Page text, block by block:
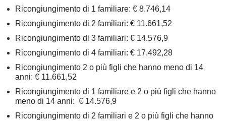
Ricongiungimento di 1 familiare: € 8.746,14
Ricongiungimento di 2 familiari: € 11.661,52
Ricongiungimento di 3 familiari: € 14.576,9
Ricongiungimento di 4 familiari: € 17.492,28
Ricongiungimento 2 o più figli che hanno meno di 14
anni: € 11.661,52
Ricongiungimento di 1 familiare e 2 o più figli che hanno
meno di 14 anni: € 14.576,9
Ricongiungimento di 2 familiari e 2 o più figli che hanno